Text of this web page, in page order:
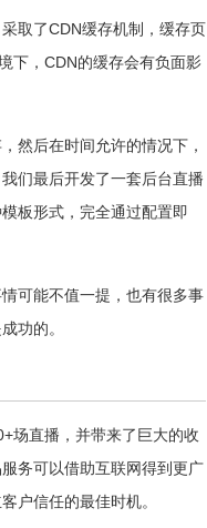
取了CDN缓存机制，缓存页
下，CDN的缓存会有负面影
然后在时间允许的情况下，
们最后开发了一套后台直播
板形式，完全通过配置即
可能不值一提，也有很多事
功的。
场直播，并带来了巨大的收
务可以借助互联网得到更广
户信任的最佳时机。